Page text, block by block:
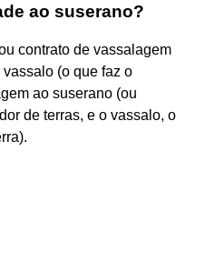
ao suserano?
contrato de vassalagem
(o que faz o
ao suserano (ou
de terras, e o vassalo, o